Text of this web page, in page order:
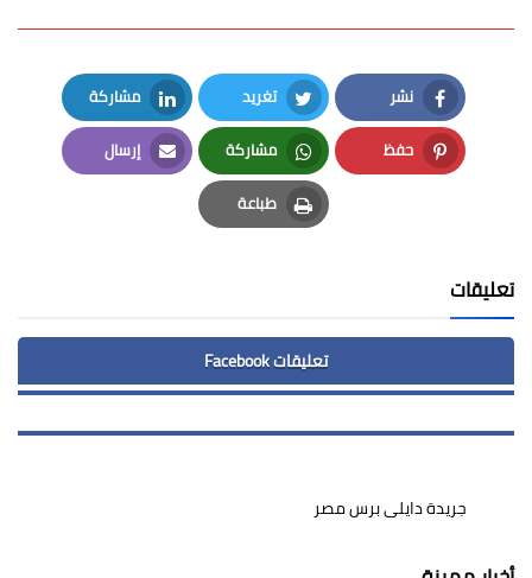
نشر
Facebook
تغريد
Twitter
مشاركة
LinkedIn
حفظ
Pinterest
مشاركة
Whatsapp
إرسال
Email
طباعة
Print
تعليقات
تعليقات Facebook
جريدة دايلى برس مصر